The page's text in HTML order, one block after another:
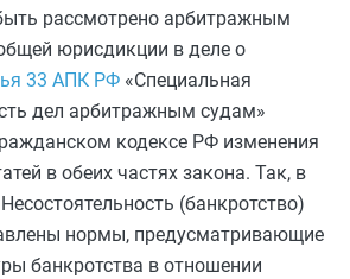
рассмотрено арбитражным
юрисдикции в деле о
33 АПК РФ «Специальная
дел арбитражным судам»
кодексе РФ изменения
в обеих частях закона. Так, в
(банкротство)
нормы, предусматривающие
банкротства в отношении